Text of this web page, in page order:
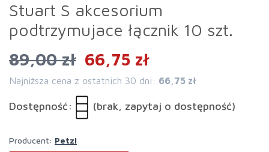
Stuart S akcesorium
podtrzymujace łącznik 10 szt.
89,00 zł 66,75 zł
Najniższa cena z ostatnich 30 dni: 66,75 zł
Dostępność: (brak, zapytaj o dostępność)
Producent: Petzl